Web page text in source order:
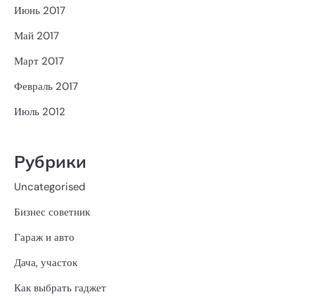
Июнь 2017
Май 2017
Март 2017
Февраль 2017
Июль 2012
Рубрики
Uncategorised
Бизнес советник
Гараж и авто
Дача, участок
Как выбрать гаджет